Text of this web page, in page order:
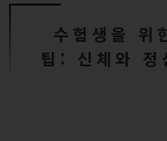
수험생을 위
팁: 신체와 정